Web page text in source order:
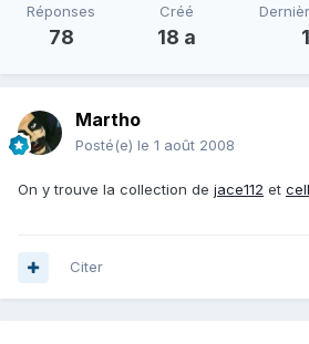
Réponses
78
Créé
18 a
Martho
Posté(e) le 1 août 2008
On y trouve la collection de jace112 et
Citer